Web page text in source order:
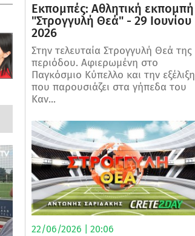
Εκπομπές: Αθλητική εκπομπή
"Στρογγυλή Θεά" - 29 Ιουνίου
2026
Στην τελευταία Στρογγυλή Θεά της
περιόδου. Αφιερωμένη στο
Παγκόσμιο Κύπελλο και την εξέλιξη
που παρουσιάζει στα γήπεδα του
Καν...
22/06/2026 | 20:06